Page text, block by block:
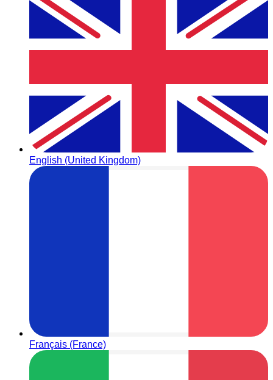
English (United Kingdom)
Français (France)